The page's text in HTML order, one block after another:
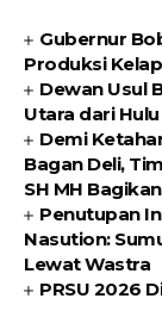
Gubernur
Produksi
Dewan Usul
Utara dari
Demi
Bagan Deli,
SH MH
Penutupan
Nasution:
Lewat Wastra
PRSU 2026